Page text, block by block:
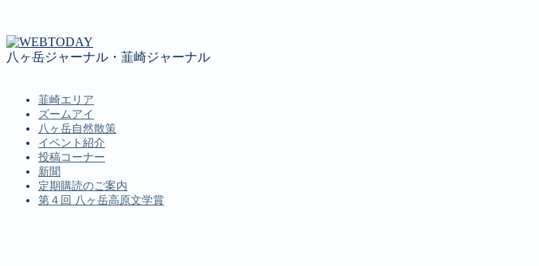
八ヶ岳ジャーナル・韮崎ジャーナル
韮崎エリア
ズームアイ
八ヶ岳自然散策
イベント紹介
投稿コーナー
新聞
定期購読のご案内
第４回 八ヶ岳高原文学賞